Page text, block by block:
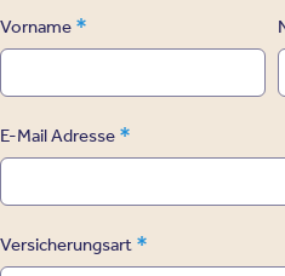
Vorname *
E-Mail Adresse *
Versicherungsart *